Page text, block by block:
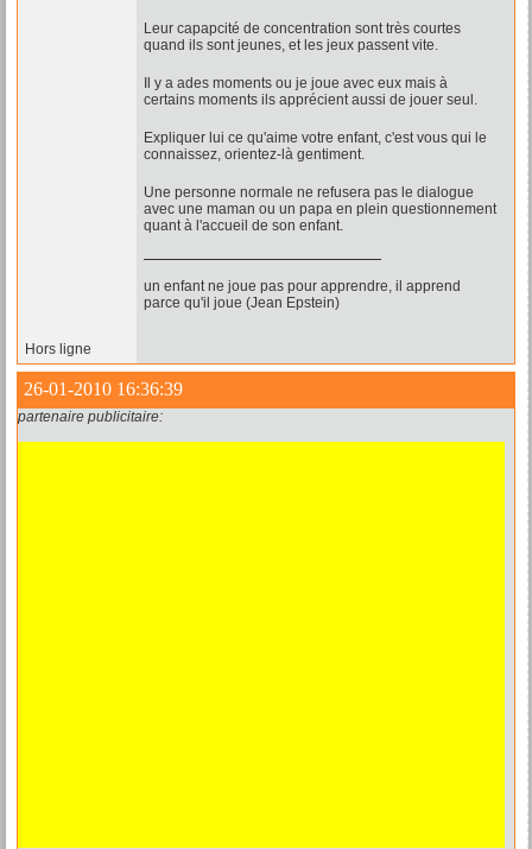
Leur capapcité de concentration sont très courtes
quand ils sont jeunes, et les jeux passent vite.
Il y a ades moments ou je joue avec eux mais à
certains moments ils apprécient aussi de jouer seul.
Expliquer lui ce qu'aime votre enfant, c'est vous qui le
connaissez, orientez-là gentiment.
Une personne normale ne refusera pas le dialogue
avec une maman ou un papa en plein questionnement
quant à l'accueil de son enfant.
un enfant ne joue pas pour apprendre, il apprend
parce qu'il joue (Jean Epstein)
Hors ligne
26-01-2010 16:36:39
partenaire publicitaire: